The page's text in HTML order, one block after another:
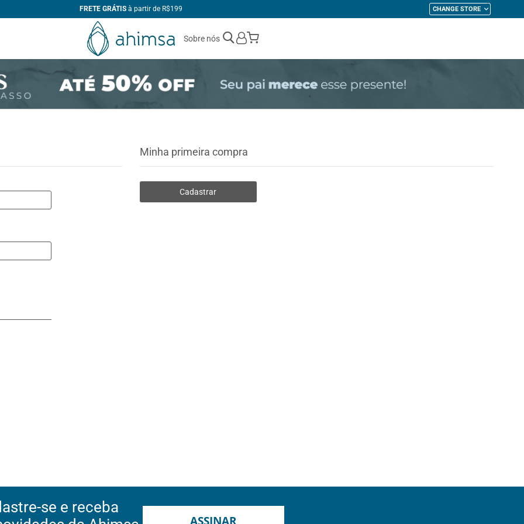
CHANGE STORE
Sobre nós
My Cart
Minha primeira compra
Cadastrar
se e receba